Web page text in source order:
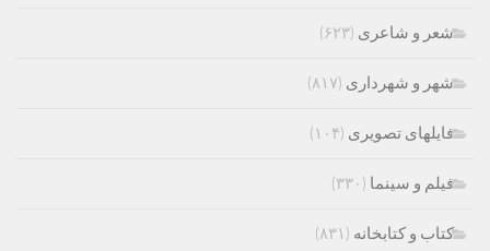
شعر و شاعری (۶۲۳)
شهر و شهرداری (۸۱۷)
فایلهای تصویری (۱۰۴)
فیلم و سینما (۳۳۰)
کتاب و کتابخانه (۸۳۱)